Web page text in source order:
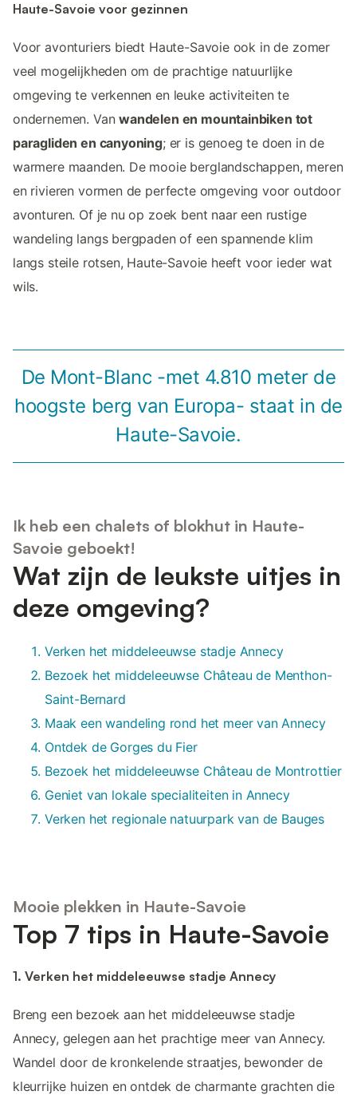
Haute-Savoie voor gezinnen
Voor avonturiers biedt Haute-Savoie ook in de zomer
veel mogelijkheden om de prachtige natuurlijke
omgeving te verkennen en leuke activiteiten te
ondernemen. Vanwandelen en mountainbiken tot
paragliden en canyoning; er is genoeg te doen in de
warmere maanden. De mooie berglandschappen, meren
en rivieren vormen de perfecte omgeving voor outdoor
avonturen. Of je nu op zoek bent naar een rustige
wandeling langs bergpaden of een spannende klim
langs steile rotsen, Haute-Savoie heeft voor ieder wat
wils.
De Mont-Blanc -met 4.810 meter de
hoogste berg van Europa- staat in de
Haute-Savoie.
Ik heb een chalets of blokhut in Haute-
Savoie geboekt!
Wat zijn de leukste uitjes in
deze omgeving?
Verken het middeleeuwse stadje Annecy
Bezoek het middeleeuwse Château de Menthon-
Saint-Bernard
Maak een wandeling rond het meer van Annecy
Ontdek de Gorges du Fier
Bezoek het middeleeuwse Château de Montrottier
Geniet van lokale specialiteiten in Annecy
Verken het regionale natuurpark van de Bauges
Mooie plekken in Haute-Savoie
Top 7 tips in Haute-Savoie
1. Verken het middeleeuwse stadje Annecy
Breng een bezoek aan het middeleeuwse stadje
Annecy, gelegen aan het prachtige meer van Annecy.
Wandel door de kronkelende straatjes, bewonder de
kleurrijke huizen en ontdek de charmante grachten die